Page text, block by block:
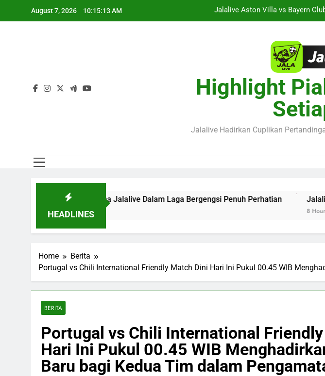
August 7, 2026 10:15:14 AM
Jalalive Streaming Monaco
Saksikan Streaming
Jalalive Aston Villa vs Bayern
Jalalive Streaming Monaco
KuPS vs U Craiova Liga
Highlight
Jalalive Hadirkan Cuplikan
HEADLINES
Bersama Jalalive Dalam Laga Bergengsi Penuh Perhatian Jalalive Aston Villa vs
Home
Berita
Portugal vs Chili International Friendly Match Dini Hari Ini Pukul 00.45 WIB
BERITA
Portugal vs Chili International
Hari Ini Pukul 00.45 WIB
Baru bagi Kedua Tim dalam